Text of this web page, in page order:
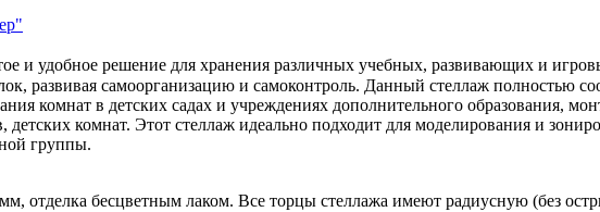
и удобное решение для хранения различных учебных, развивающих и
развивая самоорганизацию и самоконтроль. Данный стеллаж полностью
комнат в детских садах и учреждениях дополнительного образования,
детских комнат. Этот стеллаж идеально подходит для моделирования и
группы.
отделка бесцветным лаком. Все торцы стеллажа имеют радиусную (без